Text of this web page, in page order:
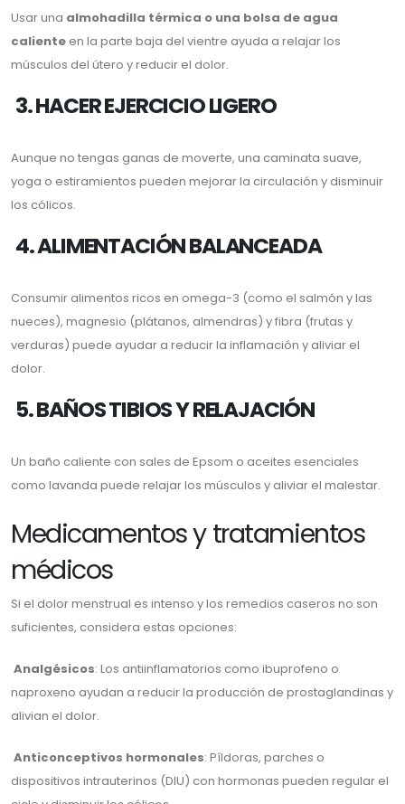
Usar una almohadilla térmica o una bolsa de agua
caliente en la parte baja del vientre ayuda a relajar los
músculos del útero y reducir el dolor.
3. HACER EJERCICIO LIGERO
Aunque no tengas ganas de moverte, una caminata suave,
yoga o estiramientos pueden mejorar la circulación y disminuir
los cólicos.
4. ALIMENTACIÓN BALANCEADA
Consumir alimentos ricos en omega-3 (como el salmón y las
nueces), magnesio (plátanos, almendras) y fibra (frutas y
verduras) puede ayudar a reducir la inflamación y aliviar el
dolor.
5. BAÑOS TIBIOS Y RELAJACIÓN
Un baño caliente con sales de Epsom o aceites esenciales
como lavanda puede relajar los músculos y aliviar el malestar.
Medicamentos y tratamientos
médicos
Si el dolor menstrual es intenso y los remedios caseros no son
suficientes, considera estas opciones:
Analgésicos: Los antiinflamatorios como ibuprofeno o
naproxeno ayudan a reducir la producción de prostaglandinas y
alivian el dolor.
Anticonceptivos hormonales: Píldoras, parches o
dispositivos intrauterinos (DIU) con hormonas pueden regular el